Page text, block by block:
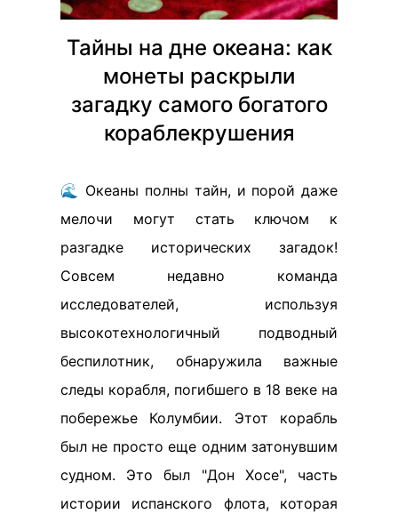
Тайны на дне океана: как
монеты раскрыли
загадку самого богатого
кораблекрушения
🌊 Океаны полны тайн, и порой даже
мелочи могут стать ключом к
разгадке исторических загадок!
Совсем недавно команда
исследователей, используя
высокотехнологичный подводный
беспилотник, обнаружила важные
следы корабля, погибшего в 18 веке на
побережье Колумбии. Этот корабль
был не просто еще одним затонувшим
судном. Это был "Дон Хосе", часть
истории испанского флота, которая